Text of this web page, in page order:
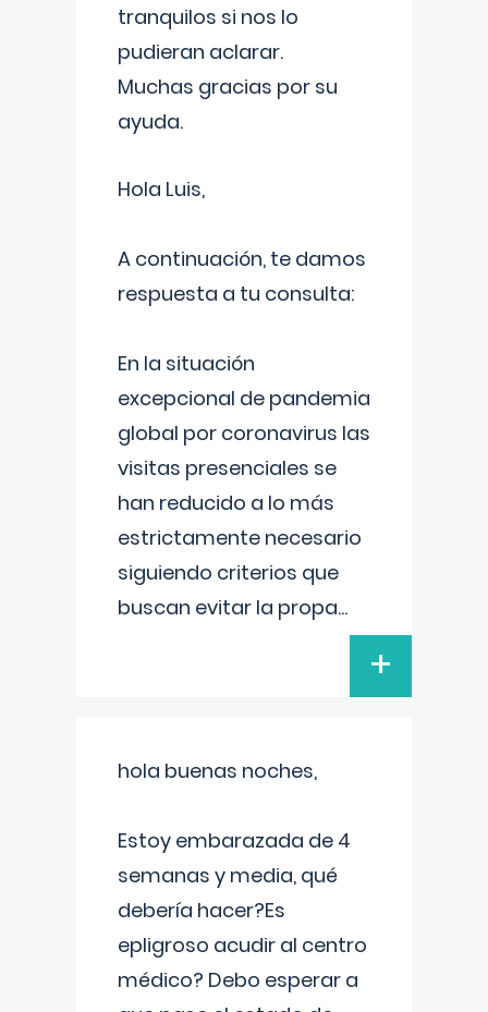
tranquilos si nos lo
pudieran aclarar.
Muchas gracias por su
ayuda.
Hola Luis,
A continuación, te damos
respuesta a tu consulta:
En la situación
excepcional de pandemia
global por coronavirus las
visitas presenciales se
han reducido a lo más
estrictamente necesario
siguiendo criterios que
buscan evitar la propa...
+
hola buenas noches,
Estoy embarazada de 4
semanas y media, qué
debería hacer?Es
epligroso acudir al centro
médico? Debo esperar a